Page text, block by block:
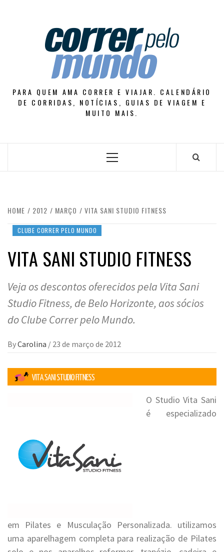
PARA QUEM AMA CORRER E VIAJAR. CALENDÁRIO
DE CORRIDAS, NOTÍCIAS, GUIAS DE VIAGEM E
MUITO MAIS.
Primary
HOME 2012 MARÇO VITA SANI STUDIO FITNESS
CLUBE CORRER PELO MUNDO
VITA SANI STUDIO FITNESS
Veja os descontos oferecidos pela Vita Sani
Studio Fitness, de Belo Horizonte, aos sócios
do Clube Correr pelo Mundo.
ByCarolina / 23 de março de 2012
O Studio Vita Sani
é especializado
em Pilates e Musculação Personalizada. utilizamos
uma aparelhagem completa para realização de Pilates